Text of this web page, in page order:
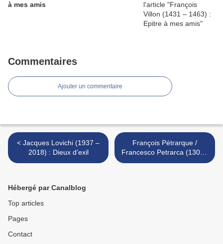
à mes amis
Commentaires
Ajouter un commentaire
< Jacques Lovichi (1937 –
2018) : Dieux d’exil
François Pétrarque /
Francesco Petrarca (1304 -
1374) : « Le premier jour
Hébergé par Canalblog
Top articles
Pages
Contact